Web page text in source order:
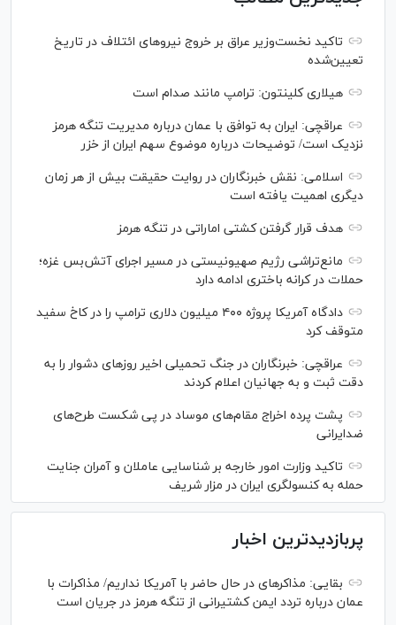
تاکید نخست‌وزیر عراق بر خروج نیروهای ائتلاف در تاریخ
تعیین‌شده
هیلاری کلینتون: ترامپ مانند صدام است
عراقچی: ایران به توافق با عمان درباره مدیریت تنگه هرمز
نزدیک است/ توضیحات درباره موضوع سهم ایران از خزر
اسلامی: نقش خبرنگاران در روایت حقیقت بیش از هر زمان
دیگری اهمیت یافته است
هدف قرار گرفتن کشتی اماراتی در تنگه هرمز
مانع‌تراشی رژیم صهیونیستی در مسیر اجرای آتش‌بس غزه؛
حملات در کرانه باختری ادامه دارد
دادگاه آمریکا پروژه ۴۰۰ میلیون دلاری ترامپ را در کاخ سفید
متوقف کرد
عراقچی: خبرنگاران در جنگ تحمیلی اخیر روز‌های دشوار را به
دقت ثبت و به جهانیان اعلام کردند
پشت پرده اخراج مقام‌های موساد در پی شکست طرح‌های
ضدایرانی
تاکید وزارت امور خارجه بر شناسایی عاملان و آمران جنایت
حمله به کنسولگری ایران در مزار شریف
پربازدیدترین اخبار
بقایی: مذاکره‎ای در حال حاضر با آمریکا نداریم/ مذاکرات با
عمان درباره تردد ایمن کشتیرانی از تنگه هرمز در جریان است